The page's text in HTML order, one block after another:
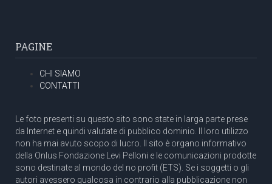
PAGINE
CHI SIAMO
CONTATTI
Le foto presenti su questo sito sono state in larga parte prese
da Internet e quindi valutate di pubblico dominio. Il loro utilizzo
non ha mai avuto scopo di lucro. Il sito è organo informativo
della Onlus Fondazione Levi Pelloni e le comunicazioni prodotte
sono destinate al mondo del no profit (ETS). Se i soggetti o gli
autori avessero qualcosa in contrario alla pubblicazione non